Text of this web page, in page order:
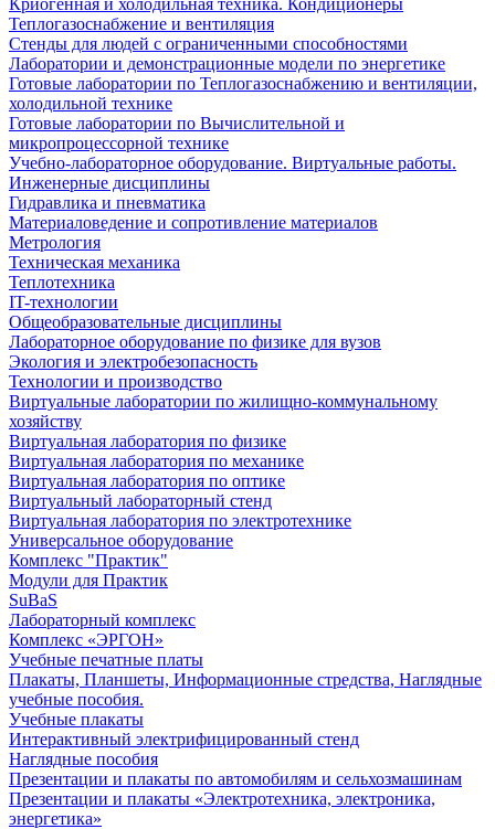
Криогенная и холодильная техника. Кондиционеры
Теплогазоснабжение и вентиляция
Стенды для людей с ограниченными способностями
Лаборатории и демонстрационные модели по энергетике
Готовые лаборатории по Теплогазоснабжению и вентиляции,
холодильной технике
Готовые лаборатории по Вычислительной и
микропроцессорной технике
Учебно-лабораторное оборудование. Виртуальные работы.
Инженерные дисциплины
Гидравлика и пневматика
Материаловедение и сопротивление материалов
Метрология
Техническая механика
Теплотехника
IT-технологии
Общеобразовательные дисциплины
Лабораторное оборудование по физике для вузов
Экология и электробезопасность
Технологии и производство
Виртуальные лаборатории по жилищно-коммунальному
хозяйству
Виртуальная лаборатория по физике
Виртуальная лаборатория по механике
Виртуальная лаборатория по оптике
Виртуальный лабораторный стенд
Виртуальная лаборатория по электротехнике
Универсальное оборудование
Комплекс "Практик"
Модули для Практик
SuBaS
Лабораторный комплекс
Комплекс «ЭРГОН»
Учебные печатные платы
Плакаты, Планшеты, Информационные стредства, Наглядные
учебные пособия.
Учебные плакаты
Интерактивный электрифицированный стенд
Наглядные пособия
Презентации и плакаты по автомобилям и сельхозмашинам
Презентации и плакаты «Электротехника, электроника,
энергетика»